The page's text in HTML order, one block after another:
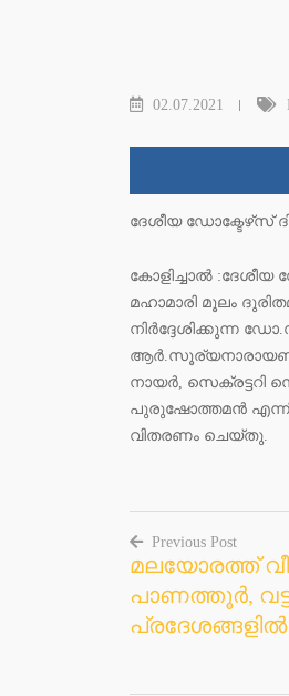
02.07.2021
ദേശീയ ഡോക്ടേഴ്‌സ്
കോളിച്ചാൽ
മഹാമാരി മൂലം
നിർദ്ദേശിക്കുന്ന
ആർ.സൂര്യനാരായണ
നായർ, സെക്രട്ടറി
പുരുഷോത്തമൻ
വിതരണം ചെയ്തു.
Post
navigation
Previous Post
മലയോരത്ത്
പാണത്തൂർ,